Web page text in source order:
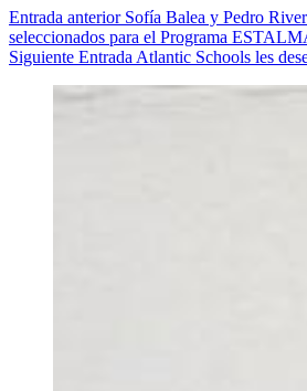
Entrada anterior Sofía Balea y Pedro
seleccionados para el Programa
Siguiente Entrada Atlantic Schools les